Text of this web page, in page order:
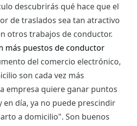
descubrirás qué hace que el
de traslados sea tan atractivo
otros trabajos de conductor.
más puestos de conductor
del comercio electrónico,
son cada vez más
empresa quiere ganar puntos
en día, ya no puede prescindir
a domicilio". Son buenos